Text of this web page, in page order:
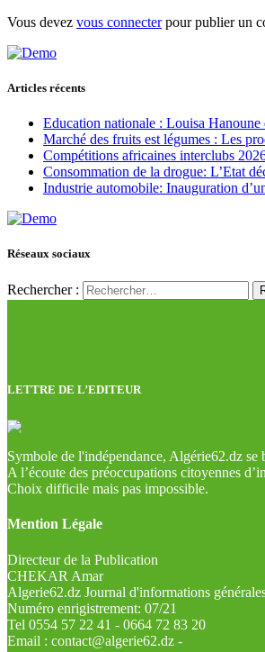
Vous devez vous connecterpour publier un
Articles récents
Education nationale : Louisa Hanoune
Marché des fruits est légumes : Les
Compétitions africaines interclubs
Consommation de la drogue: L’Etat
Industrie automobile: Inauguration
Réseaux sociaux
Rechercher :
LETTRE DE L’EDITEUR
Symbole de l'indépendance, Algérie62.dz se
A l’écoute des préoccupations citoyennes
Choix difficile mais pas impossible.
Mention Légale
Directeur de la Publication
CHEKAR Amar
Algerie62.dz Journal d'informations
Numéro enrigistrement: 07/21
Tel 0554 57 22 41 - 0664 72 83 20
Email : contact@algerie62.dz -